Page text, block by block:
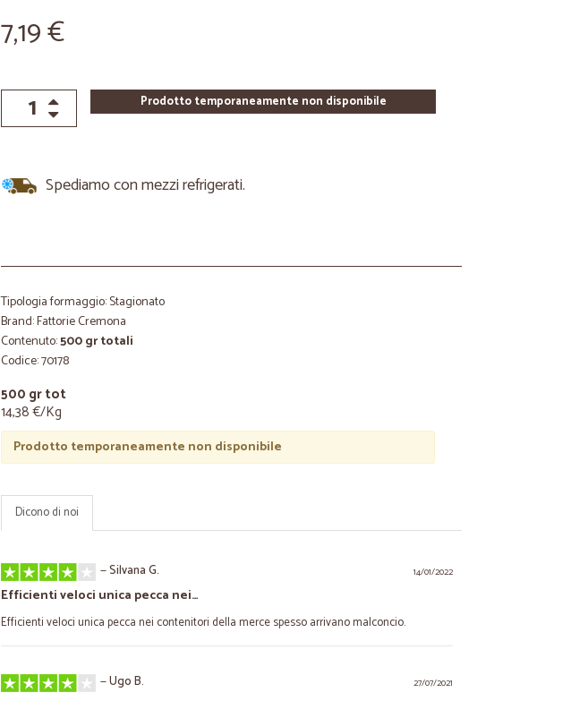
7,19 €
Prodotto temporaneamente non disponibile
Spediamo con mezzi refrigerati.
Tipologia formaggio: Stagionato
Brand: Fattorie Cremona
Contenuto:500 gr totali
Codice: 70178
500 gr tot
14,38 €/Kg
Prodotto temporaneamente non disponibile
Dicono di noi
14/01/2022
—Silvana G.
Efficienti veloci unica pecca nei…
Efficienti veloci unica pecca nei contenitori della merce spesso arrivano malconcio.
27/07/2021
—Ugo B.